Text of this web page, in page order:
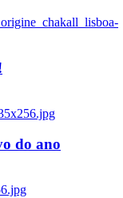
do ano